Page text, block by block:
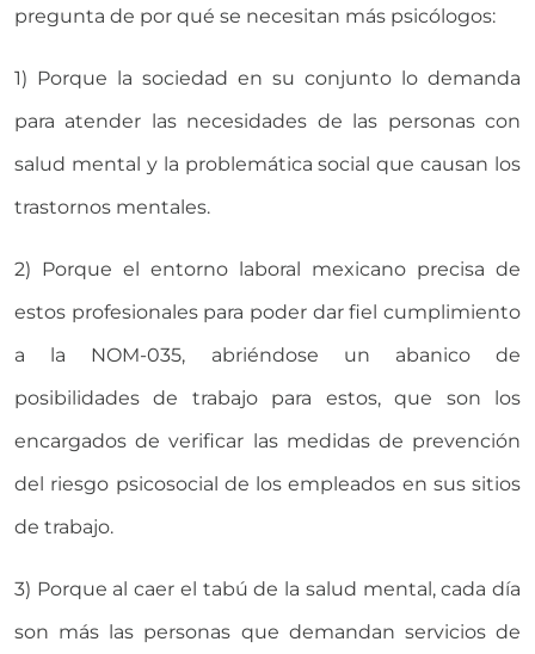
pregunta de por qué se necesitan más psicólogos:
1) Porque la sociedad en su conjunto lo demanda
para atender las necesidades de las personas con
salud mental y la problemática social que causan los
trastornos mentales.
2) Porque el entorno laboral mexicano precisa de
estos profesionales para poder dar fiel cumplimiento
a la NOM-035, abriéndose un abanico de
posibilidades de trabajo para estos, que son los
encargados de verificar las medidas de prevención
del riesgo psicosocial de los empleados en sus sitios
de trabajo.
3) Porque al caer el tabú de la salud mental, cada día
son más las personas que demandan servicios de